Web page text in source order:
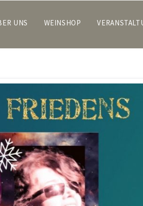
UNS WEINSHOP